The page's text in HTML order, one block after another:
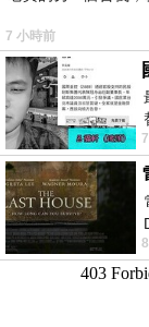
7 小時前